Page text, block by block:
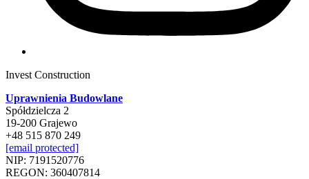
Invest Construction
Uprawnienia Budowlane
Spółdzielcza 2
19-200 Grajewo
+48 515 870 249
[email protected]
NIP: 7191520776
REGON: 360407814